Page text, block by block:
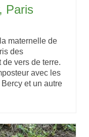
Paris
maternelle de
des
de vers de terre.
avec les
et un autre